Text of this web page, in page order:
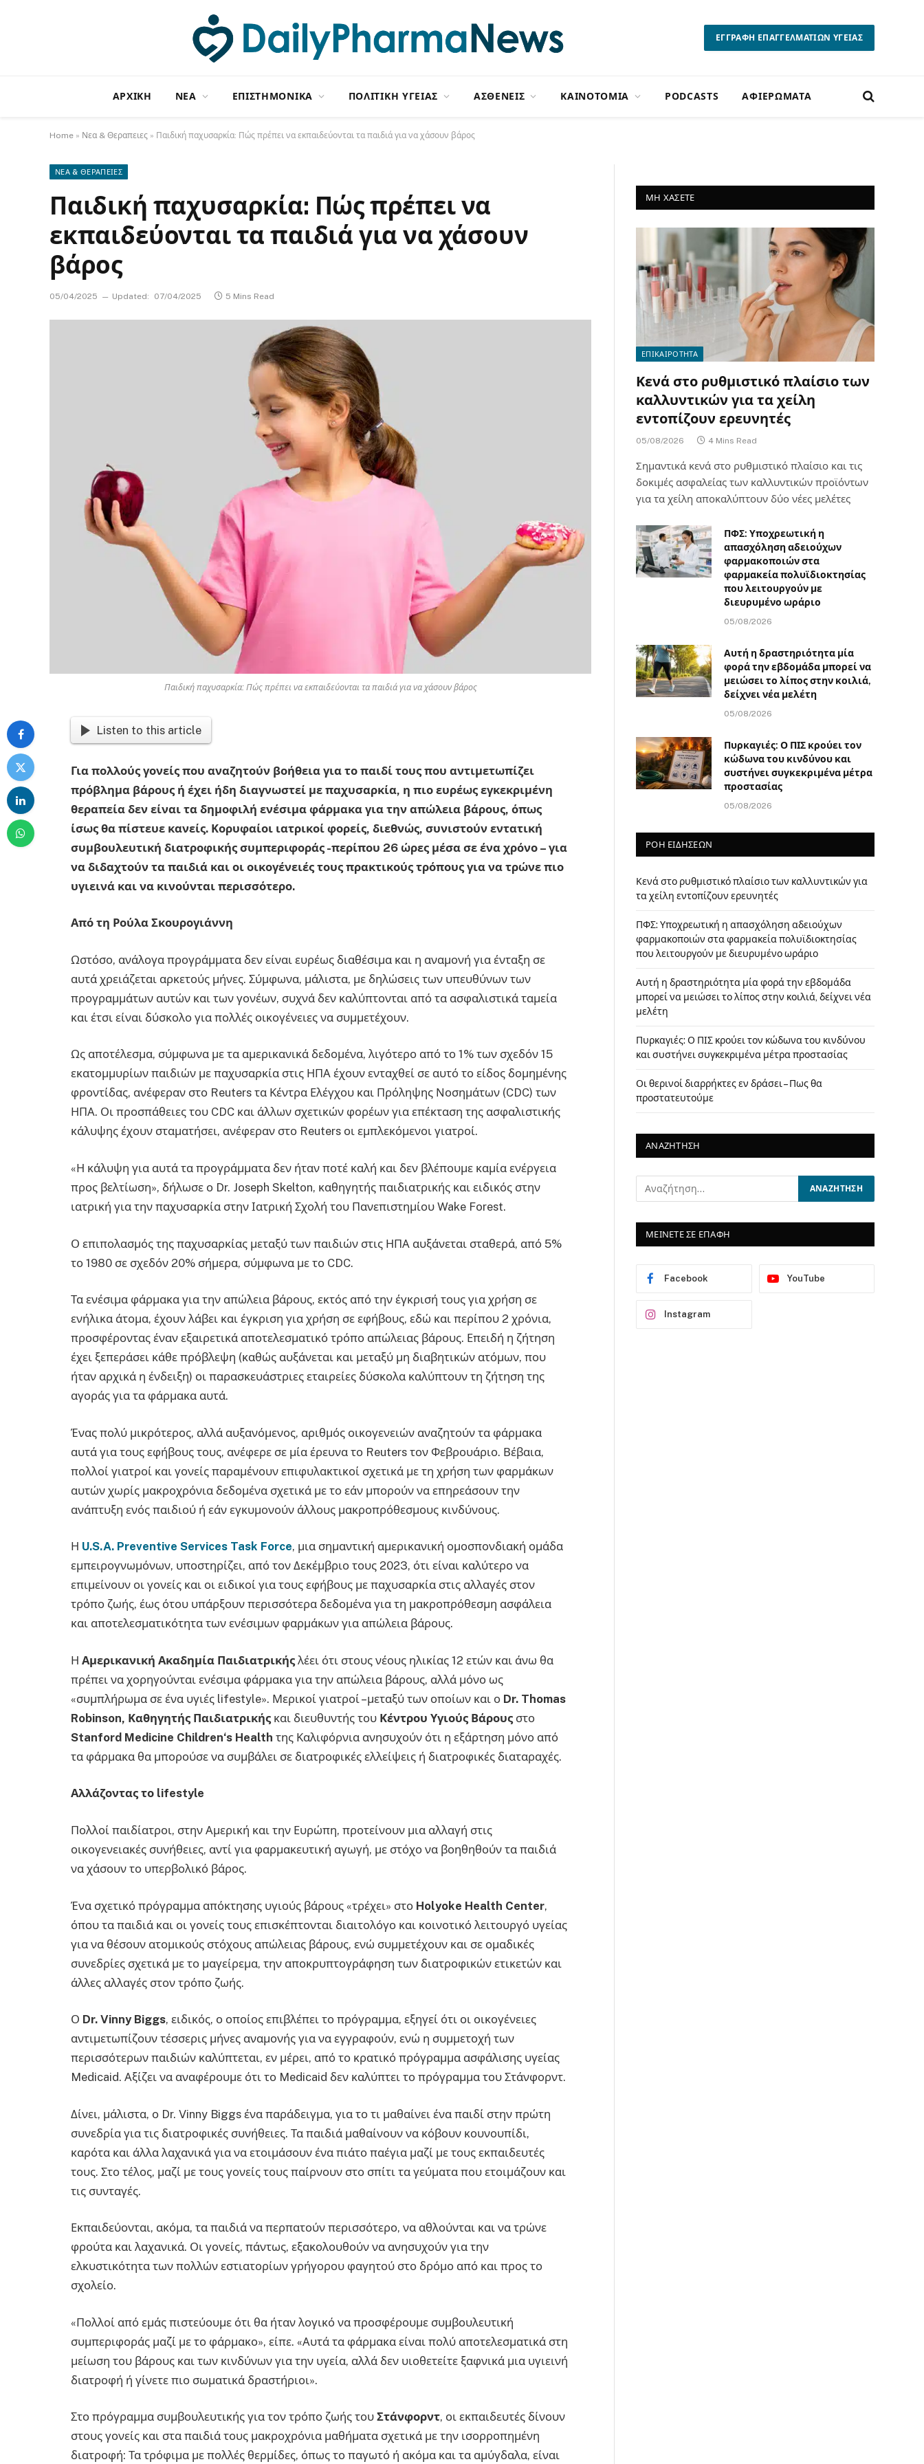
ΕΓΓΡΑΦΗ ΕΠΑΓΓΕΛΜΑΤΙΩΝ ΥΓΕΙΑΣ
ΑΡΧΙΚΗ NΕΑ ΕΠΙΣΤΗΜΟΝΙΚΑ ΠΟΛΙΤΙΚΗ ΥΓΕΙΑΣ ΑΣΘΕΝΕΙΣ ΚΑΙΝΟΤΟΜΙΑ PODCASTS ΑΦΙΕΡΩΜΑΤΑ
Home » Νεα & Θεραπειες » Παιδική παχυσαρκία: Πώς πρέπει να εκπαιδεύονται τα παιδιά για να χάσουν βάρος
ΝΕΑ & ΘΕΡΑΠΕΙΕΣ
Παιδική παχυσαρκία: Πώς πρέπει να
εκπαιδεύονται τα παιδιά για να χάσουν
βάρος
05/04/2025 Updated: 07/04/2025 5 Mins Read
Παιδική παχυσαρκία: Πώς πρέπει να εκπαιδεύονται τα παιδιά για να χάσουν βάρος
Listen to this article
Για πολλούς γονείς που αναζητούν βοήθεια για το παιδί τους που αντιμετωπίζει
πρόβλημα βάρους ή έχει ήδη διαγνωστεί με παχυσαρκία, η πιο ευρέως εγκεκριμένη
θεραπεία δεν είναι τα δημοφιλή ενέσιμα φάρμακα για την απώλεια βάρους, όπως
ίσως θα πίστευε κανείς. Κορυφαίοι ιατρικοί φορείς, διεθνώς, συνιστούν εντατική
συμβουλευτική διατροφικής συμπεριφοράς -περίπου 26 ώρες μέσα σε ένα χρόνο – για
να διδαχτούν τα παιδιά και οι οικογένειές τους πρακτικούς τρόπους για να τρώνε πιο
υγιεινά και να κινούνται περισσότερο.
Από τη Ρούλα Σκουρογιάννη
Ωστόσο, ανάλογα προγράμματα δεν είναι ευρέως διαθέσιμα και η αναμονή για ένταξη σε
αυτά χρειάζεται αρκετούς μήνες. Σύμφωνα, μάλιστα, με δηλώσεις των υπευθύνων των
προγραμμάτων αυτών και των γονέων, συχνά δεν καλύπτονται από τα ασφαλιστικά ταμεία
και έτσι είναι δύσκολο για πολλές οικογένειες να συμμετέχουν.
Ως αποτέλεσμα, σύμφωνα με τα αμερικανικά δεδομένα, λιγότερο από το 1% των σχεδόν 15
εκατομμυρίων παιδιών με παχυσαρκία στις ΗΠΑ έχουν ενταχθεί σε αυτό το είδος δομημένης
φροντίδας, ανέφεραν στο Reuters τα Κέντρα Ελέγχου και Πρόληψης Νοσημάτων (CDC) των
ΗΠΑ. Οι προσπάθειες του CDC και άλλων σχετικών φορέων για επέκταση της ασφαλιστικής
κάλυψης έχουν σταματήσει, ανέφεραν στο Reuters οι εμπλεκόμενοι γιατροί.
«Η κάλυψη για αυτά τα προγράμματα δεν ήταν ποτέ καλή και δεν βλέπουμε καμία ενέργεια
προς βελτίωση», δήλωσε ο Dr. Joseph Skelton, καθηγητής παιδιατρικής και ειδικός στην
ιατρική για την παχυσαρκία στην Ιατρική Σχολή του Πανεπιστημίου Wake Forest.
Ο επιπολασμός της παχυσαρκίας μεταξύ των παιδιών στις ΗΠΑ αυξάνεται σταθερά, από 5%
το 1980 σε σχεδόν 20% σήμερα, σύμφωνα με το CDC.
Τα ενέσιμα φάρμακα για την απώλεια βάρους, εκτός από την έγκρισή τους για χρήση σε
ενήλικα άτομα, έχουν λάβει και έγκριση για χρήση σε εφήβους, εδώ και περίπου 2 χρόνια,
προσφέροντας έναν εξαιρετικά αποτελεσματικό τρόπο απώλειας βάρους. Επειδή η ζήτηση
έχει ξεπεράσει κάθε πρόβλεψη (καθώς αυξάνεται και μεταξύ μη διαβητικών ατόμων, που
ήταν αρχικά η ένδειξη) οι παρασκευάστριες εταιρείες δύσκολα καλύπτουν τη ζήτηση της
αγοράς για τα φάρμακα αυτά.
Ένας πολύ μικρότερος, αλλά αυξανόμενος, αριθμός οικογενειών αναζητούν τα φάρμακα
αυτά για τους εφήβους τους, ανέφερε σε μία έρευνα το Reuters τον Φεβρουάριο. Βέβαια,
πολλοί γιατροί και γονείς παραμένουν επιφυλακτικοί σχετικά με τη χρήση των φαρμάκων
αυτών χωρίς μακροχρόνια δεδομένα σχετικά με το εάν μπορούν να επηρεάσουν την
ανάπτυξη ενός παιδιού ή εάν εγκυμονούν άλλους μακροπρόθεσμους κινδύνους.
Η U.S.A. Preventive Services Task Force, μια σημαντική αμερικανική ομοσπονδιακή ομάδα
εμπειρογνωμόνων, υποστηρίζει, από τον Δεκέμβριο τους 2023, ότι είναι καλύτερο να
επιμείνουν οι γονείς και οι ειδικοί για τους εφήβους με παχυσαρκία στις αλλαγές στον
τρόπο ζωής, έως ότου υπάρξουν περισσότερα δεδομένα για τη μακροπρόθεσμη ασφάλεια
και αποτελεσματικότητα των ενέσιμων φαρμάκων για απώλεια βάρους.
Η Αμερικανική Ακαδημία Παιδιατρικής λέει ότι στους νέους ηλικίας 12 ετών και άνω θα
πρέπει να χορηγούνται ενέσιμα φάρμακα για την απώλεια βάρους, αλλά μόνο ως
«συμπλήρωμα σε ένα υγιές lifestyle». Μερικοί γιατροί –μεταξύ των οποίων και ο Dr. Thomas
Robinson, Καθηγητής Παιδιατρικής και διευθυντής του Κέντρου Υγιούς Βάρους στο
Stanford Medicine Children‘s Health της Καλιφόρνια ανησυχούν ότι η εξάρτηση μόνο από
τα φάρμακα θα μπορούσε να συμβάλει σε διατροφικές ελλείψεις ή διατροφικές διαταραχές.
Αλλάζοντας το lifestyle
Πολλοί παιδίατροι, στην Αμερική και την Ευρώπη, προτείνουν μια αλλαγή στις
οικογενειακές συνήθειες, αντί για φαρμακευτική αγωγή, με στόχο να βοηθηθούν τα παιδιά
να χάσουν το υπερβολικό βάρος.
Ένα σχετικό πρόγραμμα απόκτησης υγιούς βάρους «τρέχει» στο Holyoke Health Center,
όπου τα παιδιά και οι γονείς τους επισκέπτονται διαιτολόγο και κοινοτικό λειτουργό υγείας
για να θέσουν ατομικούς στόχους απώλειας βάρους, ενώ συμμετέχουν και σε ομαδικές
συνεδρίες σχετικά με το μαγείρεμα, την αποκρυπτογράφηση των διατροφικών ετικετών και
άλλες αλλαγές στον τρόπο ζωής.
Ο Dr. Vinny Biggs, ειδικός, ο οποίος επιβλέπει το πρόγραμμα, εξηγεί ότι οι οικογένειες
αντιμετωπίζουν τέσσερις μήνες αναμονής για να εγγραφούν, ενώ η συμμετοχή των
περισσότερων παιδιών καλύπτεται, εν μέρει, από το κρατικό πρόγραμμα ασφάλισης υγείας
Medicaid. Αξίζει να αναφέρουμε ότι το Medicaid δεν καλύπτει το πρόγραμμα του Στάνφορντ.
Δίνει, μάλιστα, ο Dr. Vinny Biggs ένα παράδειγμα, για το τι μαθαίνει ένα παιδί στην πρώτη
συνεδρία για τις διατροφικές συνήθειες. Τα παιδιά μαθαίνουν να κόβουν κουνουπίδι,
καρότα και άλλα λαχανικά για να ετοιμάσουν ένα πιάτο παέγια μαζί με τους εκπαιδευτές
τους. Στο τέλος, μαζί με τους γονείς τους παίρνουν στο σπίτι τα γεύματα που ετοιμάζουν και
τις συνταγές.
Εκπαιδεύονται, ακόμα, τα παιδιά να περπατούν περισσότερο, να αθλούνται και να τρώνε
φρούτα και λαχανικά. Οι γονείς, πάντως, εξακολουθούν να ανησυχούν για την
ελκυστικότητα των πολλών εστιατορίων γρήγορου φαγητού στο δρόμο από και προς το
σχολείο.
«Πολλοί από εμάς πιστεύουμε ότι θα ήταν λογικό να προσφέρουμε συμβουλευτική
συμπεριφοράς μαζί με το φάρμακο», είπε. «Αυτά τα φάρμακα είναι πολύ αποτελεσματικά στη
μείωση του βάρους και των κινδύνων για την υγεία, αλλά δεν υιοθετείτε ξαφνικά μια υγιεινή
διατροφή ή γίνετε πιο σωματικά δραστήριοι».
Στο πρόγραμμα συμβουλευτικής για τον τρόπο ζωής του Στάνφορντ, οι εκπαιδευτές δίνουν
στους γονείς και στα παιδιά τους μακροχρόνια μαθήματα σχετικά με την ισορροπημένη
διατροφή: Τα τρόφιμα με πολλές θερμίδες, όπως το παγωτό ή ακόμα και τα αμύγδαλα, είναι
ΜΗ ΧΑΣΕΤΕ
ΕΠΙΚΑΙΡΟΤΗΤΑ
Κενά στο ρυθμιστικό πλαίσιο των
καλλυντικών για τα χείλη
εντοπίζουν ερευνητές
05/08/2026 4 Mins Read
Σημαντικά κενά στο ρυθμιστικό πλαίσιο και τις
δοκιμές ασφαλείας των καλλυντικών προϊόντων
για τα χείλη αποκαλύπτουν δύο νέες μελέτες
ΠΦΣ: Υποχρεωτική η
απασχόληση αδειούχων
φαρμακοποιών στα
φαρμακεία πολυϊδιοκτησίας
που λειτουργούν με
διευρυμένο ωράριο
05/08/2026
Αυτή η δραστηριότητα μία
φορά την εβδομάδα μπορεί να
μειώσει το λίπος στην κοιλιά,
δείχνει νέα μελέτη
05/08/2026
Πυρκαγιές: Ο ΠΙΣ κρούει τον
κώδωνα του κινδύνου και
συστήνει συγκεκριμένα μέτρα
προστασίας
05/08/2026
ΡΟΗ ΕΙΔΗΣΕΩΝ
Κενά στο ρυθμιστικό πλαίσιο των καλλυντικών για
τα χείλη εντοπίζουν ερευνητές
ΠΦΣ: Υποχρεωτική η απασχόληση αδειούχων
φαρμακοποιών στα φαρμακεία πολυϊδιοκτησίας
που λειτουργούν με διευρυμένο ωράριο
Αυτή η δραστηριότητα μία φορά την εβδομάδα
μπορεί να μειώσει το λίπος στην κοιλιά, δείχνει νέα
μελέτη
Πυρκαγιές: Ο ΠΙΣ κρούει τον κώδωνα του κινδύνου
και συστήνει συγκεκριμένα μέτρα προστασίας
Οι θερινοί διαρρήκτες εν δράσει – Πως θα
προστατευτούμε
ΑΝΑΖΗΤΗΣΗ
ΜΕΙΝΕΤΕ ΣΕ ΕΠΑΦΗ
Facebook YouTube
Instagram